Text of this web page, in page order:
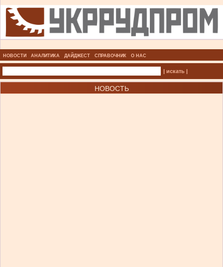
НОВОСТИ АНАЛИТИКА ДАЙДЖЕСТ СПРАВОЧНИК О НАС
| искать |
НОВОСТЬ